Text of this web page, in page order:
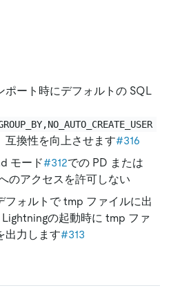
ポート時にデフォルトの SQL
互換性を向上させます#316
モード#312での PD または
のアクセスを許可しない
フォルトで tmp ファイルに出
Lightningの起動時に tmp ファ
出力します#313